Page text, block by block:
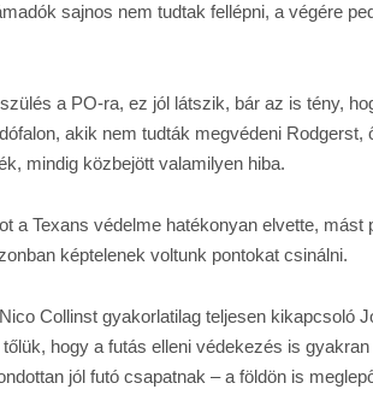
sajnos nem tudtak fellépni, a végére
a PO-ra, ez jól látszik, bár az is tény,
akik nem tudták megvédeni
mindig közbejött valamilyen hiba.
a Texans védelme hatékonyan elvette,
képtelenek voltunk pontokat csinálni.
Collinst gyakorlatilag teljesen
hogy a futás elleni védekezés is
jól futó csapatnak – a földön is